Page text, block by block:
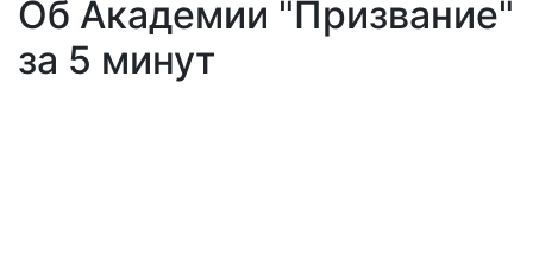
Об Академии "Призвание"
за 5 минут